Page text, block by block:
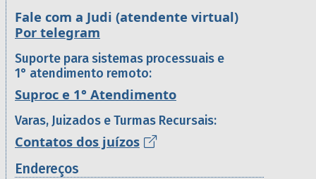
Fale com a Judi (atendente virtual)
Por telegram
Suporte para sistemas processuais e
1° atendimento remoto:
Suproc e 1° Atendimento
Varas, Juizados e Turmas Recursais:
Contatos dos juízos
Endereços